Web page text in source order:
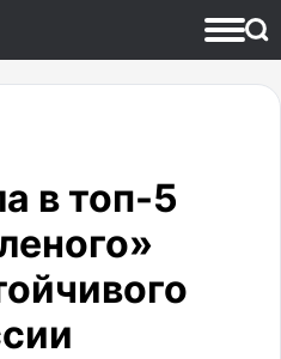
в топ-5